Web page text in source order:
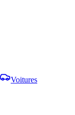
Voitures